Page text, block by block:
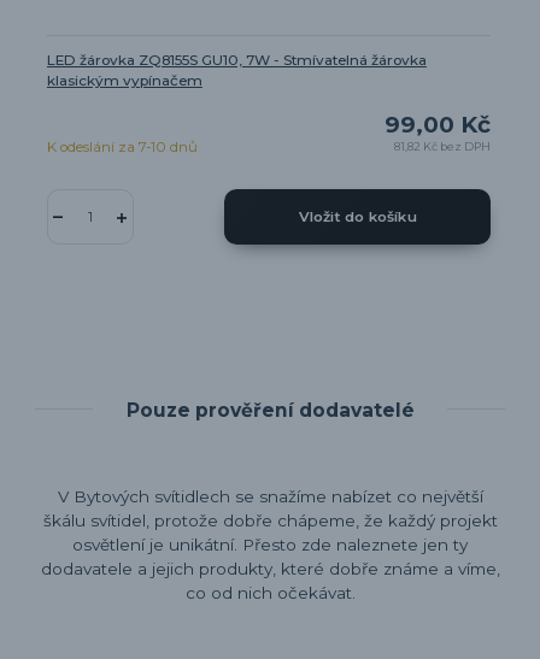
LED žárovka ZQ8155S GU10, 7W - Stmívatelná žárovka
klasickým vypínačem
99,00 Kč
81,82 Kč bez DPH
K odeslání za 7-10 dnů
Vložit do košíku
Pouze prověření dodavatelé
V Bytových svítidlech se snažíme nabízet co největší
škálu svítidel, protože dobře chápeme, že každý projekt
osvětlení je unikátní. Přesto zde naleznete jen ty
dodavatele a jejich produkty, které dobře známe a víme,
co od nich očekávat.